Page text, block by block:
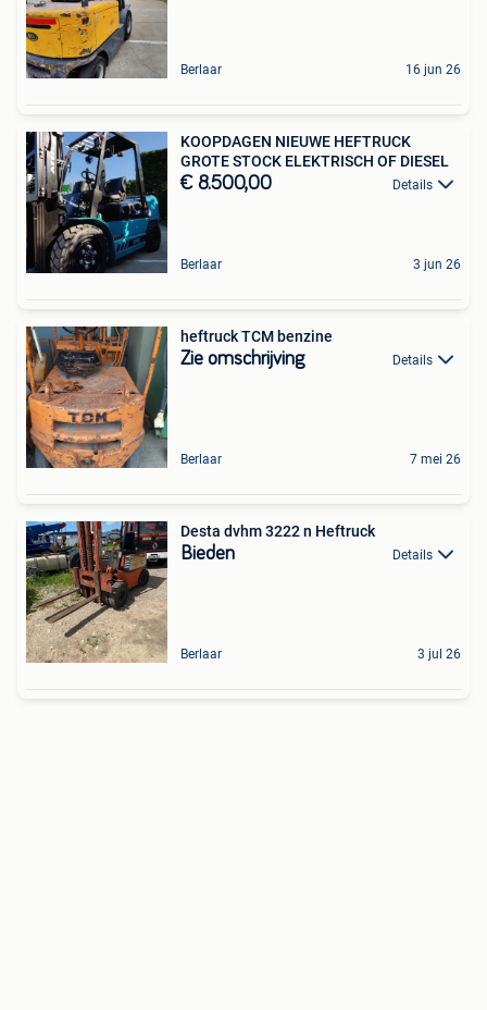
Berlaar 16 jun 26
KOOPDAGEN NIEUWE HEFTRUCK
GROTE STOCK ELEKTRISCH OF DIESEL
€ 8.500,00 Details
Berlaar 3 jun 26
heftruck TCM benzine
Zie omschrijving Details
Berlaar 7 mei 26
Desta dvhm 3222 n Heftruck
Bieden Details
Berlaar 3 jul 26